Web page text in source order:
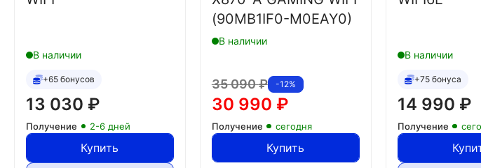
В наличии
+65 бонусов
13 030 ₽
Получение 2-6 дней
Купить
(90MB1IF0-M0EAY0)
В наличии
-12%
35 090₽
30 990 ₽
Получение сегодня
Купить
В наличии
+75 бонуса
14 990 ₽
Получение